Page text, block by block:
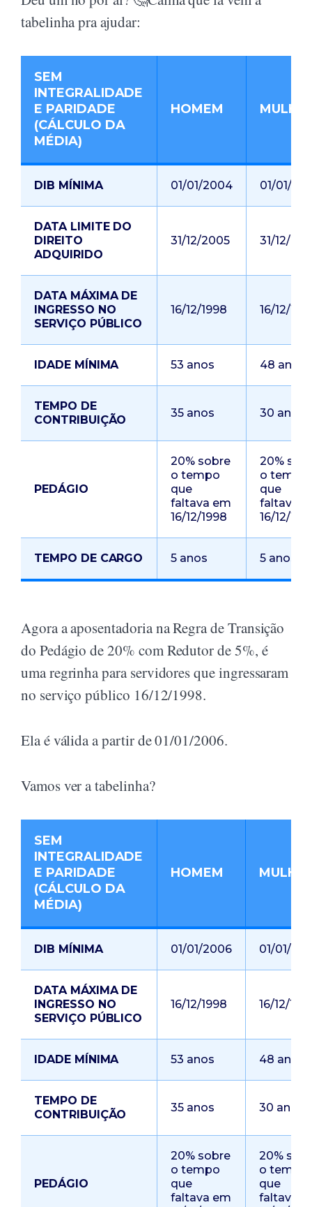
tabelinha pra ajudar:
SEM
INTEGRALIDADE
E PARIDADE
(CÁLCULO DA
MÉDIA)
HOMEM
DIB MÍNIMA 01/01/2004 01/01/
DATA LIMITE DO
DIREITO
ADQUIRIDO
31/12/2005 31/12/
DATA MÁXIMA DE
INGRESSO NO
SERVIÇO PÚBLICO
16/12/1998 16/12/
IDADE MÍNIMA 53 anos 48 anos
TEMPO DE
CONTRIBUIÇÃO
35 anos 30 anos
PEDÁGIO
20% sobre
o tempo
que
faltava em
16/12/1998
20%
o tempo
que
faltava
16/12/
TEMPO DE CARGO 5 anos 5 anos
Agora a aposentadoria na Regra de Transição
do Pedágio de 20% com Redutor de 5%, é
uma regrinha para servidores que ingressaram
no serviço público 16/12/1998.
Ela é válida a partir de 01/01/2006.
Vamos ver a tabelinha?
SEM
INTEGRALIDADE
E PARIDADE
(CÁLCULO DA
MÉDIA)
HOMEM
DIB MÍNIMA 01/01/2006 01/01/
DATA MÁXIMA DE
INGRESSO NO
SERVIÇO PÚBLICO
16/12/1998 16/12/
IDADE MÍNIMA 53 anos 48 anos
TEMPO DE
CONTRIBUIÇÃO
35 anos 30 anos
PEDÁGIO
20% sobre
o tempo
que
faltava em
20%
o tempo
que
faltava